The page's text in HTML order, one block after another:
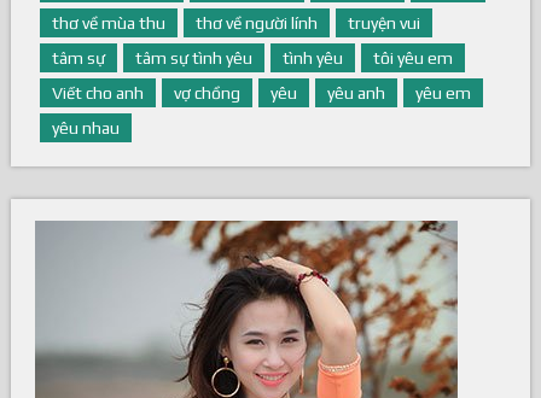
thơ về mùa thu
thơ về người lính
truyện vui
tâm sự
tâm sự tình yêu tình yêu
tôi yêu em
Viết cho anh
vợ chồng yêu yêu anh
yêu em
yêu nhau